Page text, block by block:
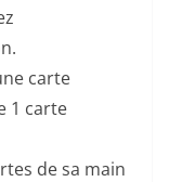
carte
1 carte
de sa main